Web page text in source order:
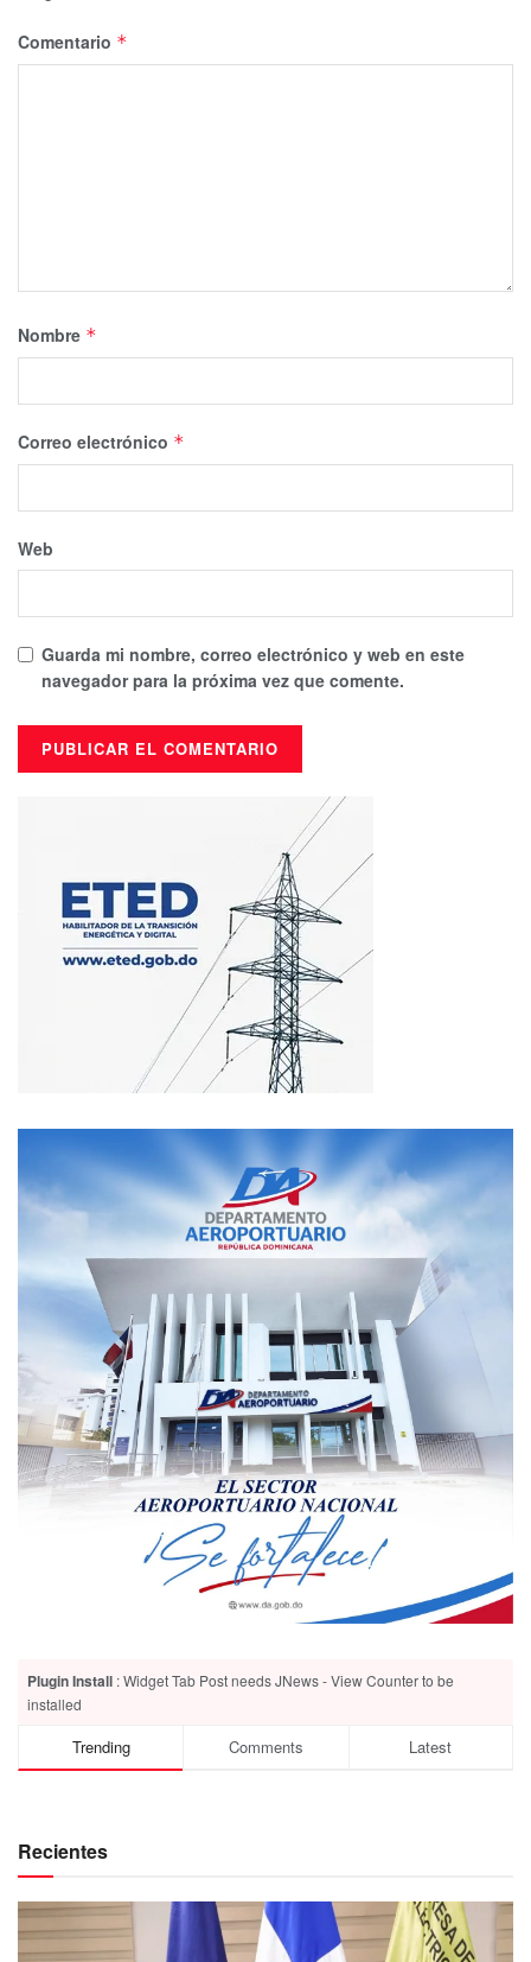
Comentario *
Nombre *
Correo electrónico *
Web
Guarda mi nombre, correo electrónico y web en este
navegador para la próxima vez que comente.
Plugin Install : Widget Tab Post needs JNews - View Counter to be
installed
Trending Comments Latest
Recientes